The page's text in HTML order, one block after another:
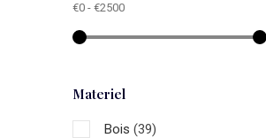
€0 - €2500
Materiel
Bois (39)